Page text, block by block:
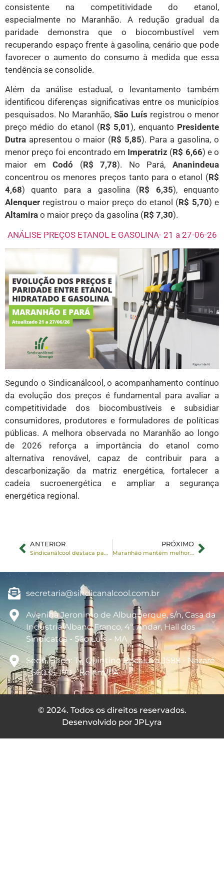
consistente na competitividade do etanol,
especialmente no Maranhão. A redução gradual da
paridade demonstra que o biocombustível vem
recuperando espaço frente à gasolina, cenário que pode
favorecer o aumento do consumo à medida que essa
tendência se consolide.
Além da análise estadual, o levantamento também
identificou diferenças significativas entre os municípios
pesquisados. No Maranhão, São Luís registrou o menor
preço médio do etanol (R$ 5,01), enquanto Presidente
Dutra apresentou o maior (R$ 5,85). Para a gasolina, o
menor preço foi encontrado em Imperatriz (R$ 6,66) e o
maior emCodó (R$ 7,78). No Pará,Ananindeua
concentrou os menores preços tanto para o etanol (R$
4,68) quanto para a gasolina (R$ 6,35), enquanto
Alenquer registrou o maior preço do etanol (R$ 5,70) e
Altamira o maior preço da gasolina (R$ 7,30).
ANÁLISE PREÇOS ETANOL E GASOLINA- 21 a 27-06-26
Segundo o Sindicanálcool, o acompanhamento contínuo
da evolução dos preços é fundamental para avaliar a
competitividade dos biocombustíveis e subsidiar
consumidores, produtores e formuladores de políticas
públicas. A melhora observada no Maranhão ao longo
de 2026 reforça a importância do etanol como
alternativa renovável, capaz de contribuir para a
descarbonização da matriz energética, fortalecer a
cadeia sucroenergética e ampliar a segurança
energética regional.
ANTERIOR
Sindicanálcool destaca papel da bioenergia na transição energética durante o Amazon Energy
PRÓXIMO
Maranhão mantém melhora da competitividade do etanol; Pará registra a melhor paridade de preços de 2026
secretaria@sindicanalcool.com.br
Avenida Jeronimo de Albuquerque, s/n, Casa da
Industria Albano Franco, 4º. Andar, Hall dos
Sindicatos - São Luis - MA
Sede Fiepa: Tv. Quintino Bocaiúva, 1588 - Nazaré
- 66035-190 - Belém/PA
© 2024. Todos os direitos reservados.
Desenvolvido por JPLyra